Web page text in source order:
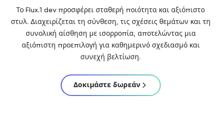
Το Flux.1 dev προσφέρει σταθερή ποιότητα και αξιόπιστο
στυλ. Διαχειρίζεται τη σύνθεση, τις σχέσεις θεμάτων και τη
συνολική αίσθηση με ισορροπία, αποτελώντας μια
αξιόπιστη προεπιλογή για καθημερινό σχεδιασμό και
συνεχή βελτίωση.
Δοκιμάστε δωρεάν